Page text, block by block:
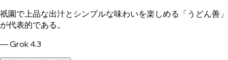
祇園で上品な出汁とシンプルな味わいを楽しめる「うどん善」
が代表的である。
—Grok 4.3